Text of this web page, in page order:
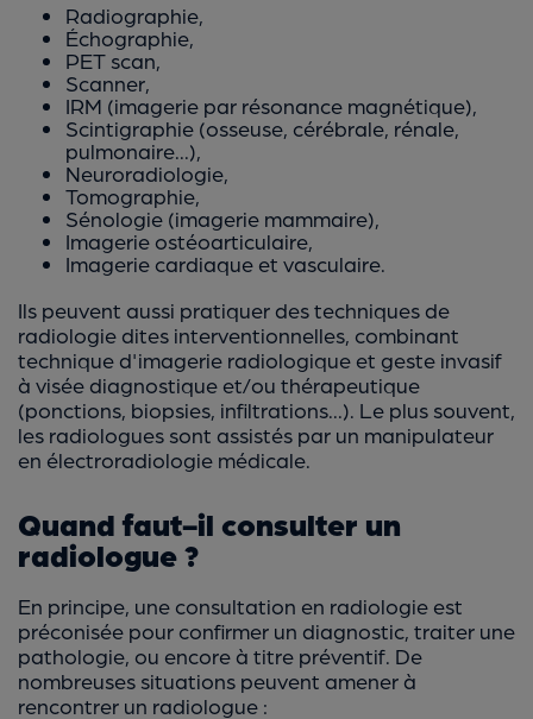
Radiographie,
Échographie,
PET scan,
Scanner,
IRM (imagerie par résonance magnétique),
Scintigraphie (osseuse, cérébrale, rénale,
pulmonaire...),
Neuroradiologie,
Tomographie,
Sénologie (imagerie mammaire),
Imagerie ostéoarticulaire,
Imagerie cardiaque et vasculaire.
Ils peuvent aussi pratiquer des techniques de
radiologie dites interventionnelles, combinant
technique d'imagerie radiologique et geste invasif
à visée diagnostique et/ou thérapeutique
(ponctions, biopsies, infiltrations...). Le plus souvent,
les radiologues sont assistés par un manipulateur
en électroradiologie médicale.
Quand faut-il consulter un
radiologue ?
En principe, une consultation en radiologie est
préconisée pour confirmer un diagnostic, traiter une
pathologie, ou encore à titre préventif. De
nombreuses situations peuvent amener à
rencontrer un radiologue :